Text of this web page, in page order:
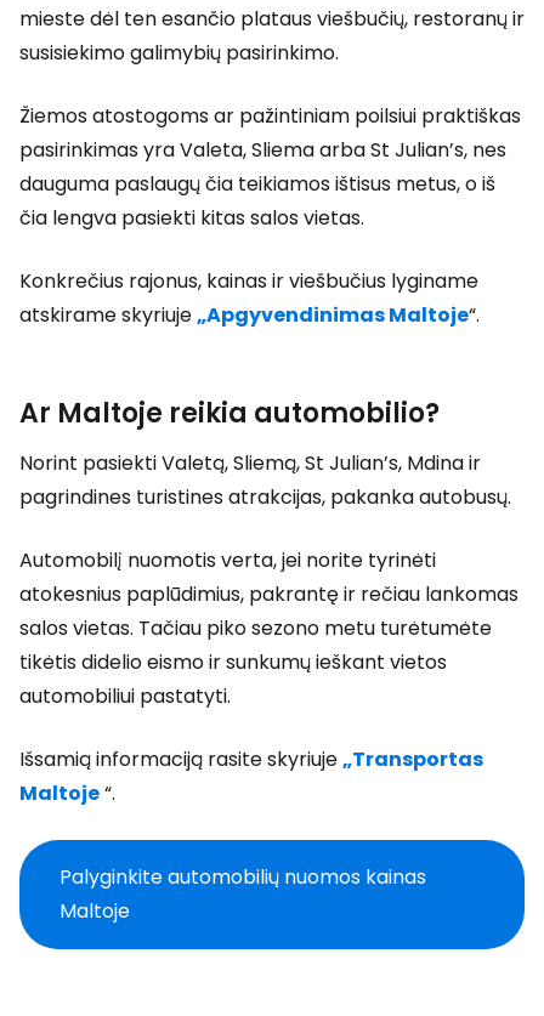
mieste dėl ten esančio plataus viešbučių, restoranų ir
susisiekimo galimybių pasirinkimo.
Žiemos atostogoms ar pažintiniam poilsiui praktiškas
pasirinkimas yra Valeta, Sliema arba St Julian’s, nes
dauguma paslaugų čia teikiamos ištisus metus, o iš
čia lengva pasiekti kitas salos vietas.
Konkrečius rajonus, kainas ir viešbučius lyginame
atskirame skyriuje„Apgyvendinimas Maltoje“.
Ar Maltoje reikia automobilio?
Norint pasiekti Valetą, Sliemą, St Julian’s, Mdina ir
pagrindines turistines atrakcijas, pakanka autobusų.
Automobilį nuomotis verta, jei norite tyrinėti
atokesnius paplūdimius, pakrantę ir rečiau lankomas
salos vietas. Tačiau piko sezono metu turėtumėte
tikėtis didelio eismo ir sunkumų ieškant vietos
automobiliui pastatyti.
Išsamią informaciją rasite skyriuje„Transportas
Maltoje“.
Palyginkite automobilių nuomos kainas
Maltoje